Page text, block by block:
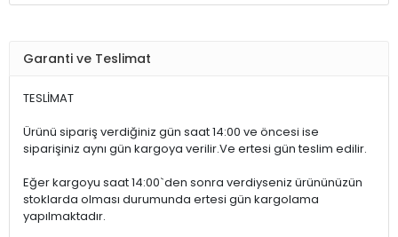
Garanti ve Teslimat
TESLİMAT
Ürünü sipariş verdiğiniz gün saat 14:00 ve öncesi ise
siparişiniz aynı gün kargoya verilir.Ve ertesi gün teslim edilir.
Eğer kargoyu saat 14:00`den sonra verdiyseniz ürününüzün
stoklarda olması durumunda ertesi gün kargolama
yapılmaktadır.